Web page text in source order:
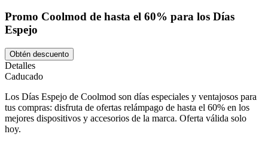
Promo Coolmod de hasta el 60% para los Días
Espejo
Obtén descuento
Detalles
Caducado
Los Días Espejo de Coolmod son días especiales y ventajosos para
tus compras: disfruta de ofertas relámpago de hasta el 60% en los
mejores dispositivos y accesorios de la marca. Oferta válida solo
hoy.